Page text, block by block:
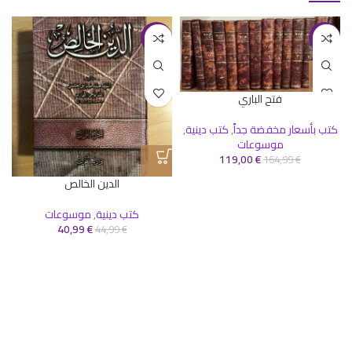
-28%
فتح الباري
كتب بأسعار مخفضة جداً,كتب دينية,
موسوعات
164,99€
119,00€
-9%
الدين الخالص
كتب دينية,موسوعات
44,99€
40,99€